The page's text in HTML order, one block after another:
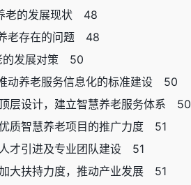
老的发展现状 48
老存在的问题 48
发展对策 50
动养老服务信息化的标准建设 50
层设计，建立智慧养老服务体系 50
质智慧养老项目的推广力度 51
才引进及专业团队建设 51
大扶持力度，推动产业发展 51